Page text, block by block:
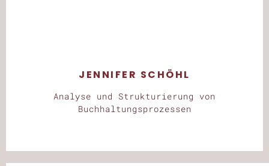
JENNIFER SCHÖHL
Analyse und Strukturierung von
Buchhaltungs­prozessen